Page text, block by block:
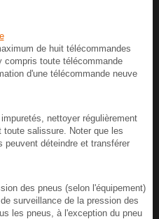
de huit télécommandes
toute télécommande
d'une télécommande neuve
nettoyer régulièrement
salissure. Noter que les
peuvent déteindre et transférer
des pneus (selon l'équipement)
surveillance de la pression des
les pneus, à l'exception du pneu